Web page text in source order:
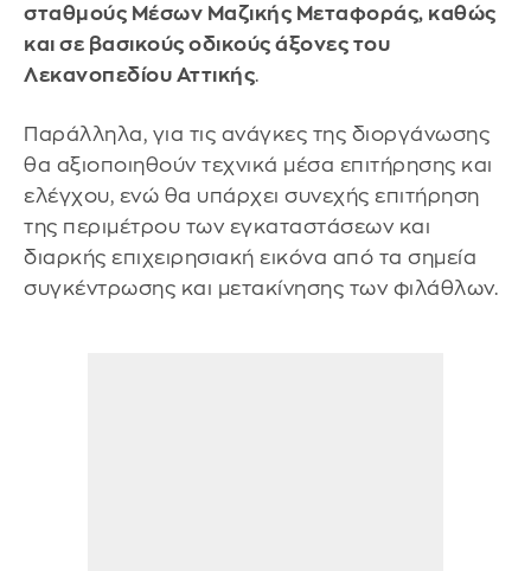
σταθμούς Μέσων Μαζικής Μεταφοράς, καθώς
και σε βασικούς οδικούς άξονες του
Λεκανοπεδίου Αττικής.
Παράλληλα, για τις ανάγκες της διοργάνωσης
θα αξιοποιηθούν τεχνικά μέσα επιτήρησης και
ελέγχου, ενώ θα υπάρχει συνεχής επιτήρηση
της περιμέτρου των εγκαταστάσεων και
διαρκής επιχειρησιακή εικόνα από τα σημεία
συγκέντρωσης και μετακίνησης των φιλάθλων.